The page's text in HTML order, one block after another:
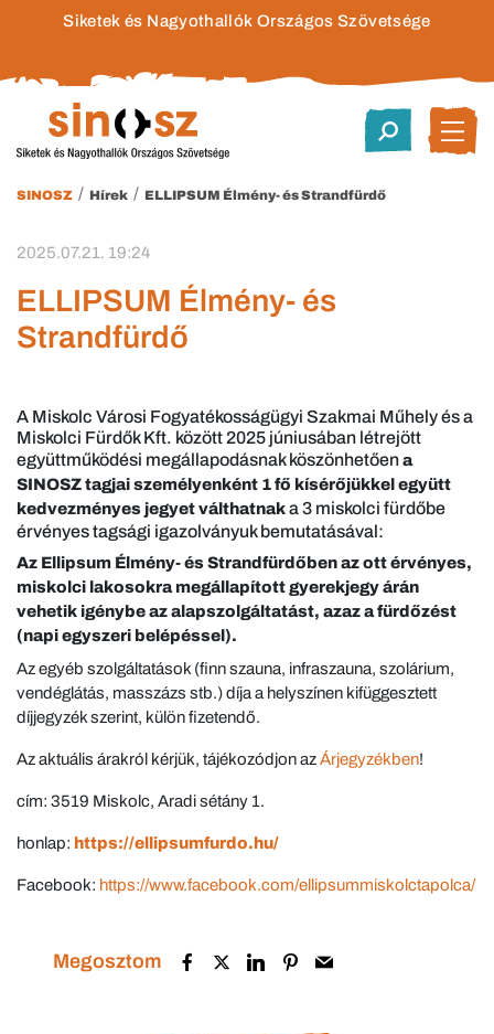
Siketek és Nagyothallók Országos Szövetsége
SINOSZ / Hírek / ELLIPSUM Élmény- és Strandfürdő
2025.07.21. 19:24
ELLIPSUM Élmény- és
Strandfürdő
A Miskolc Városi Fogyatékosságügyi Szakmai Műhely és a
Miskolci Fürdők Kft. között 2025 júniusában létrejött
együttműködési megállapodásnak köszönhetőena
SINOSZ tagjai személyenként 1 fő kísérőjükkel együtt
kedvezményes jegyet válthatnaka 3 miskolci fürdőbe
érvényes tagsági igazolványuk bemutatásával:
Az Ellipsum Élmény- és Strandfürdőben az ott érvényes,
miskolci lakosokra megállapított gyerekjegy árán
vehetik igénybeaz alapszolgáltatást, azaz a fürdőzést
(napi egyszeri belépéssel).
Az egyéb szolgáltatások (finn szauna, infraszauna, szolárium,
vendéglátás, masszázs stb.) díja a helyszínen kifüggesztett
díjjegyzék szerint, külön fizetendő.
Az aktuális árakról kérjük, tájékozódjon azÁrjegyzékben!
cím: 3519 Miskolc, Aradi sétány 1.
honlap: https://ellipsumfurdo.hu/
Facebook: https://www.facebook.com/ellipsummiskolctapolca/
Megosztom